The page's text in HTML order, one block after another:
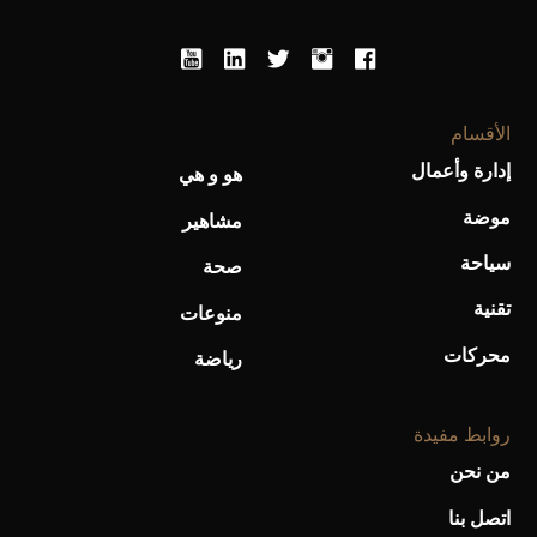
الأقسام
إدارة وأعمال
موضة
سياحة
تقنية
محركات
هو و هي
مشاهير
صحة
منوعات
رياضة
روابط مفيدة
من نحن
اتصل بنا